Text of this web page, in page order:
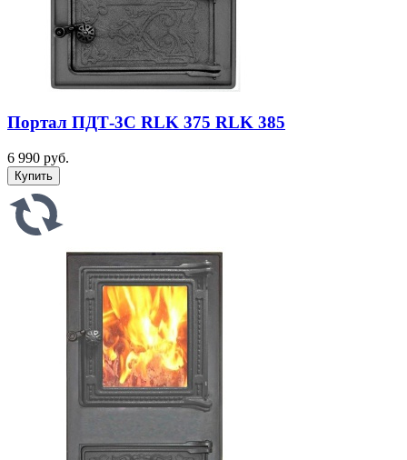
Портал ПДТ-3С RLK 375 RLK 385
6 990 руб.